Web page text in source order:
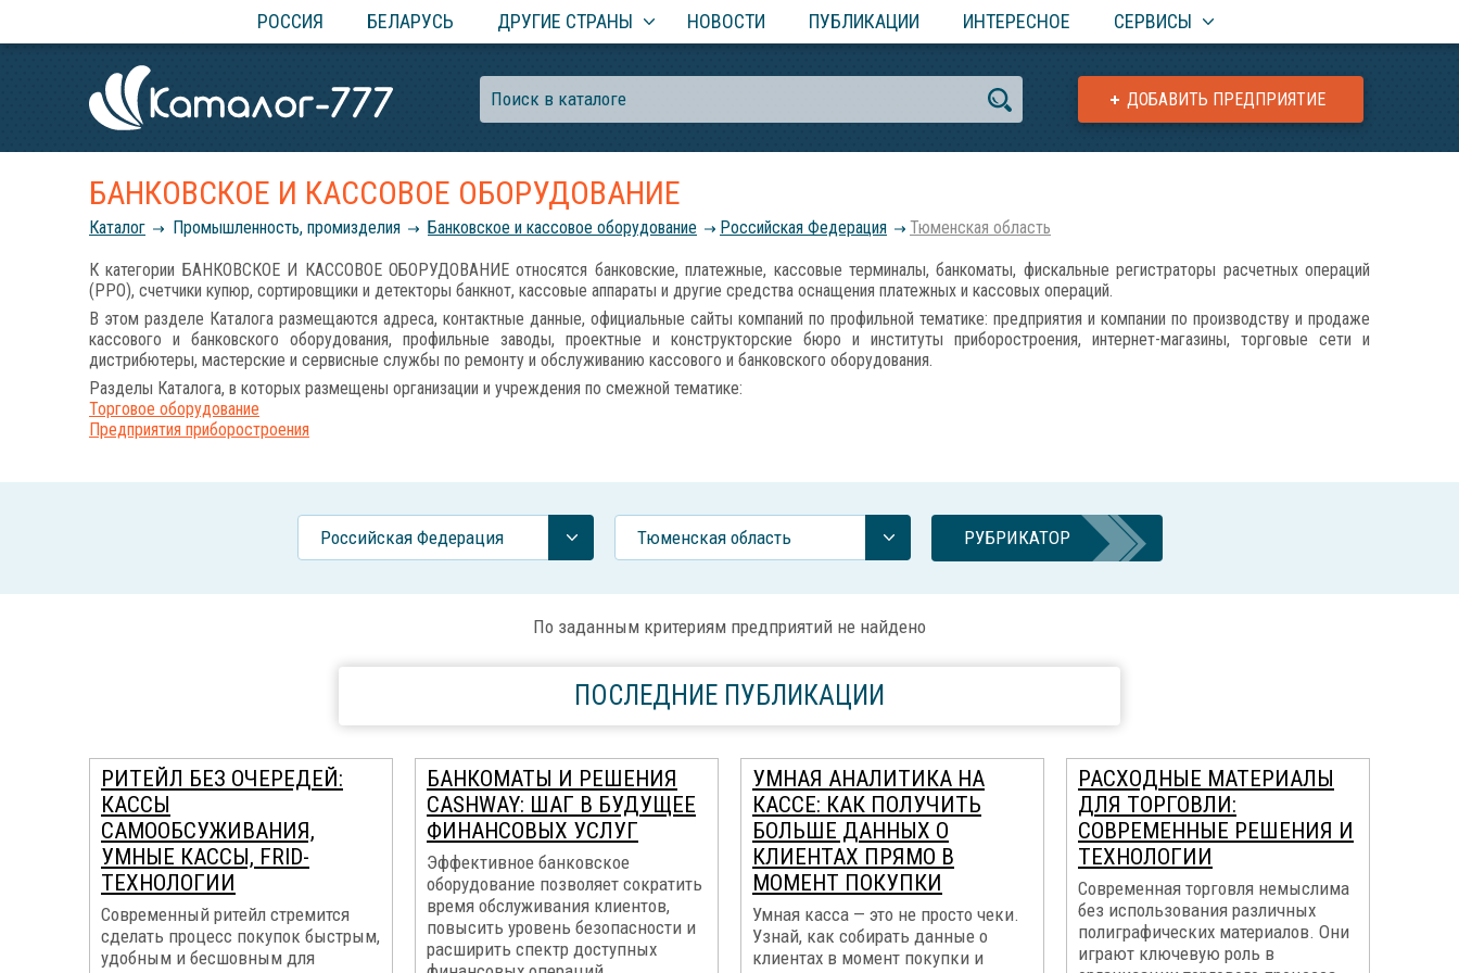
РОССИЯ БЕЛАРУСЬ ДРУГИЕ СТРАНЫ НОВОСТИ ПУБЛИКАЦИИ ИНТЕРЕСНОЕ СЕРВИСЫ
ДОБАВИТЬ ПРЕДПРИЯТИЕ
БАНКОВСКОЕ И КАССОВОЕ ОБОРУДОВАНИЕ
Каталог Промышленность, промизделия Банковское и кассовое оборудование Российcкая Федерация Тюменская область
К категории БАНКОВСКОЕ И КАССОВОЕ ОБОРУДОВАНИЕ относятся банковские, платежные, кассовые терминалы, банкоматы, фискальные регистраторы расчетных операций
(РРО), счетчики купюр, сортировщики и детекторы банкнот, кассовые аппараты и другие средства оснащения платежных и кассовых операций.
В этом разделе Каталога размещаются адреса, контактные данные, официальные сайты компаний по профильной тематике: предприятия и компании по производству и продаже
кассового и банковского оборудования, профильные заводы, проектные и конструкторские бюро и институты приборостроения, интернет-магазины, торговые сети и
дистрибютеры, мастерские и сервисные службы по ремонту и обслуживанию кассового и банковского оборудования.
Разделы Каталога, в которых размещены организации и учреждения по смежной тематике:
Торговое оборудование
Предприятия приборостроения
Российcкая Федерация Тюменская область РУБРИКАТОР
По заданным критериям предприятий не найдено
ПОСЛЕДНИЕ ПУБЛИКАЦИИ
РИТЕЙЛ БЕЗ ОЧЕРЕДЕЙ:
КАССЫ
САМООБСУЖИВАНИЯ,
УМНЫЕ КАССЫ, FRID-
ТЕХНОЛОГИИ
Современный ритейл стремится
сделать процесс покупок быстрым,
удобным и бесшовным для
БАНКОМАТЫ И РЕШЕНИЯ
CASHWAY: ШАГ В БУДУЩЕЕ
ФИНАНСОВЫХ УСЛУГ
Эффективное банковское
оборудование позволяет сократить
время обслуживания клиентов,
повысить уровень безопасности и
расширить спектр доступных
УМНАЯ АНАЛИТИКА НА
КАССЕ: КАК ПОЛУЧИТЬ
БОЛЬШЕ ДАННЫХ О
КЛИЕНТАХ ПРЯМО В
МОМЕНТ ПОКУПКИ
Умная касса — это не просто чеки.
Узнай, как собирать данные о
клиентах в момент покупки и
РАСХОДНЫЕ МАТЕРИАЛЫ
ДЛЯ ТОРГОВЛИ:
СОВРЕМЕННЫЕ РЕШЕНИЯ И
ТЕХНОЛОГИИ
Современная торговля немыслима
без использования различных
полиграфических материалов. Они
играют ключевую роль в